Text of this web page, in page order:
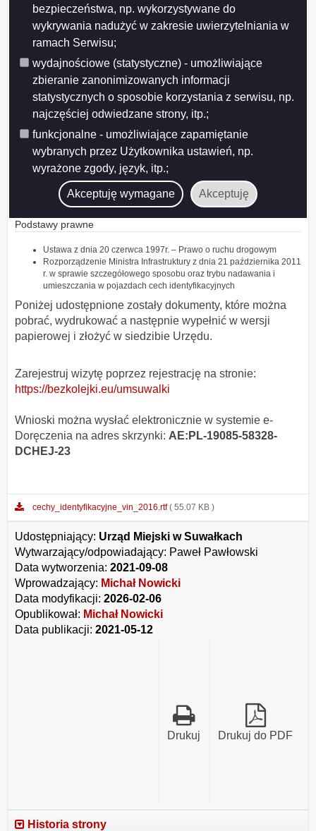
bezpieczeństwa, np. wykorzystywane do
wykrywania nadużyć w zakresie uwierzytelniania w
ramach Serwisu;
wydajnościowe (statystyczne) - umożliwiające
zbieranie zanonimizowanych informacji
statystycznych o sposobie korzystania z serwisu, np.
najczęściej odwiedzane strony, itp.;
funkcjonalne - umożliwiające zapamiętanie
wybranych przez Użytkownika ustawień, np.
wyrażone zgody, język, itp.;
Akceptuję wymagane Akceptuję
2. dowód rejestracyjny, jeżeli pojazd jest zarejestrowany;
3. dokument potwierdzający zawarcie umowy ubezpieczenia OC
(do wglądu)
4. dowód osobisty –w przypadku osób fizycznych
5. dowód zapłaty opłaty skarbowej (wydanie decyzji).
Opłaty
Opłata skarbowa: 10 PLN
22124052111111000049219744
Tryb odwoławczy
Od decyzji w sprawie nadania cechy identyfikacyjnej pojazdu przysługuje
stronie prawo wniesienia odwołania do Samorządowego Kolegium
Odwoławczego
Podstawy prawne
Ustawa z dnia 20 czerwca 1997r. – Prawo o ruchu drogowym
Rozporządzenie Ministra Infrastruktury z dnia 21 października 2011
r. w sprawie szczegółowego sposobu oraz trybu nadawania i
umieszczania w pojazdach cech identyfikacyjnych
Poniżej udostępnione zostały dokumenty, które można
pobrać, wydrukować a następnie wypełnić w wersji
papierowej i złożyć w siedzibie Urzędu.
Zarejestruj wizytę poprzez rejestrację na stronie:
https://bezkolejki.eu/umsuwalki
Wnioski można wysłać elektronicznie w systemie e-
Doręczenia na adres skrzynki: AE:PL-19085-58328-
DCHEJ-23
cechy_identyfikacyjne_vin_2016.rtf ( 55.07 KB )
Udostępniający: Urząd Miejski w Suwałkach
Wytwarzający/odpowiadający: Paweł Pawłowski
Data wytworzenia: 2021-09-08
Wprowadzający: Michał Nowicki
Data modyfikacji: 2026-02-06
Opublikował: Michał Nowicki
Data publikacji: 2021-05-12
Drukuj do PDF
Drukuj
Historia strony